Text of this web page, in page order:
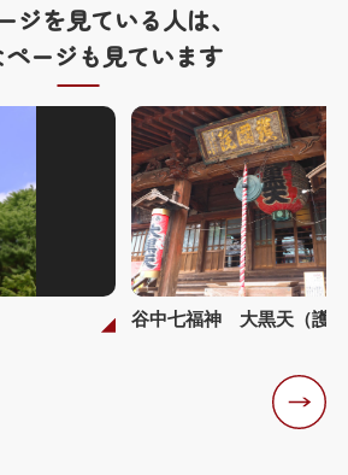
ジを見ている人は、
ページも見ています
谷中七福神 大黒天（護